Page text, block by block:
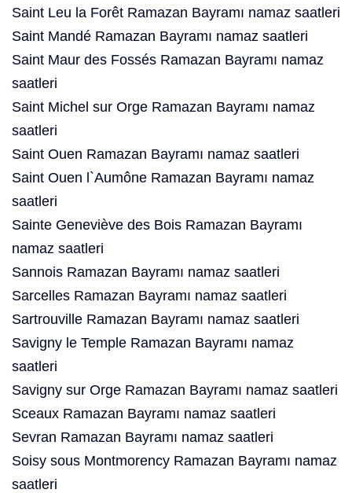
Saint Leu la Forêt Ramazan Bayramı namaz saatleri
Saint Mandé Ramazan Bayramı namaz saatleri
Saint Maur des Fossés Ramazan Bayramı namaz
saatleri
Saint Michel sur Orge Ramazan Bayramı namaz
saatleri
Saint Ouen Ramazan Bayramı namaz saatleri
Saint Ouen l`Aumône Ramazan Bayramı namaz
saatleri
Sainte Geneviève des Bois Ramazan Bayramı
namaz saatleri
Sannois Ramazan Bayramı namaz saatleri
Sarcelles Ramazan Bayramı namaz saatleri
Sartrouville Ramazan Bayramı namaz saatleri
Savigny le Temple Ramazan Bayramı namaz
saatleri
Savigny sur Orge Ramazan Bayramı namaz saatleri
Sceaux Ramazan Bayramı namaz saatleri
Sevran Ramazan Bayramı namaz saatleri
Soisy sous Montmorency Ramazan Bayramı namaz
saatleri